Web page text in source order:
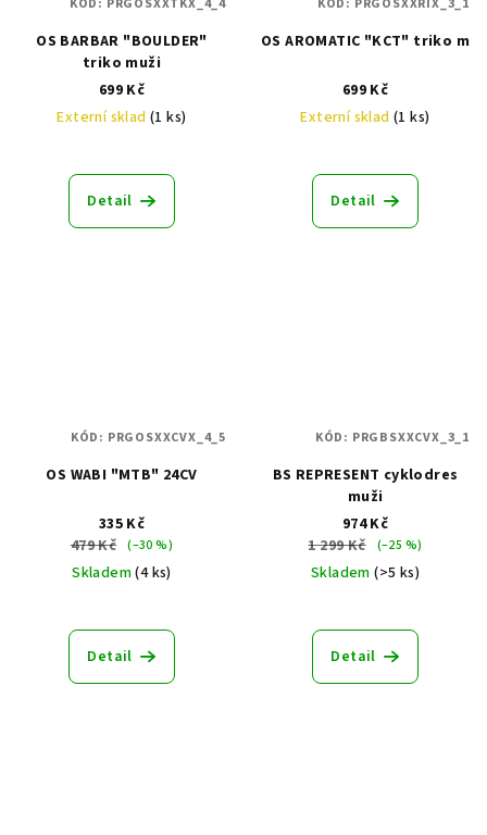
OS BARBAR "BOULDER"
triko muži
699 Kč
Externí sklad(1 ks)
Detail
KÓD: PRGOSXXTKX_4_4
OS AROMATIC "KCT" triko m
699 Kč
Externí sklad(1 ks)
Detail
KÓD: PRGOSXXRIX_3_1
OS WABI "MTB" 24CV
335 Kč
479 Kč (–30 %)
Skladem(4 ks)
Detail
KÓD: PRGOSXXCVX_4_5
BS REPRESENT cyklodres
muži
974 Kč
1 299 Kč
(–25 %)
Skladem(>5 ks)
Detail
KÓD: PRGBSXXCVX_3_1